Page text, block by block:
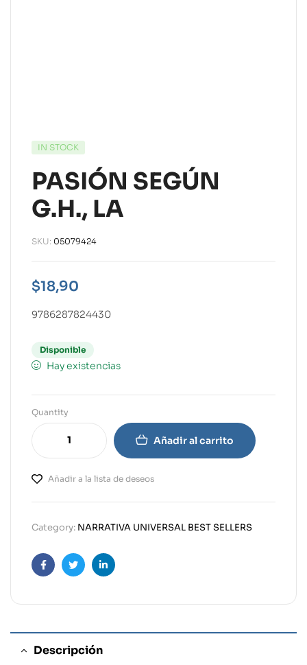
IN STOCK
PASIÓN SEGÚN
G.H., LA
SKU: 05079424
$18,90
9786287824430
Disponible
Hay existencias
Quantity
Añadir al carrito
Añadir a la lista de deseos
Category: NARRATIVA UNIVERSAL BEST SELLERS
FacebookTwitterLinkedin
Descripción